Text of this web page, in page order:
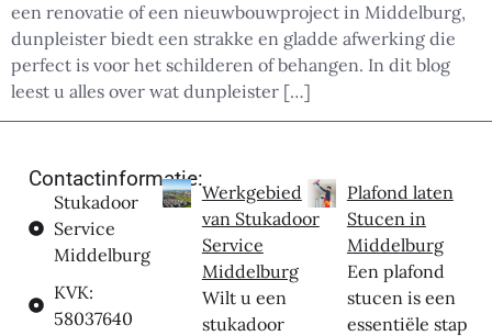
een renovatie of een nieuwbouwproject in Middelburg,
dunpleister biedt een strakke en gladde afwerking die
perfect is voor het schilderen of behangen. In dit blog
leest u alles over wat dunpleister […]
Contactinformatie:
Stukadoor
Service
Middelburg
KVK:
58037640
Werkgebied
van Stukadoor
Service
Middelburg
Wilt u een
stukadoor
Plafond laten
Stucen in
Middelburg
Een plafond
stucen is een
essentiële stap